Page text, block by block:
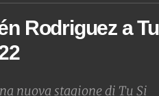
Rodriguez a Tu
nuova stagione di Tu Si